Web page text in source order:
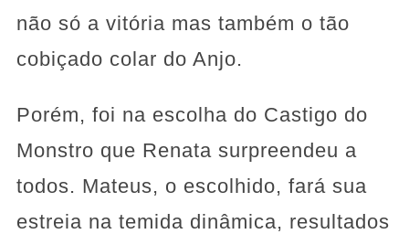
não só a vitória mas também o tão
cobiçado colar do Anjo.
Porém, foi na escolha do Castigo do
Monstro que Renata surpreendeu a
todos. Mateus, o escolhido, fará sua
estreia na temida dinâmica, resultados